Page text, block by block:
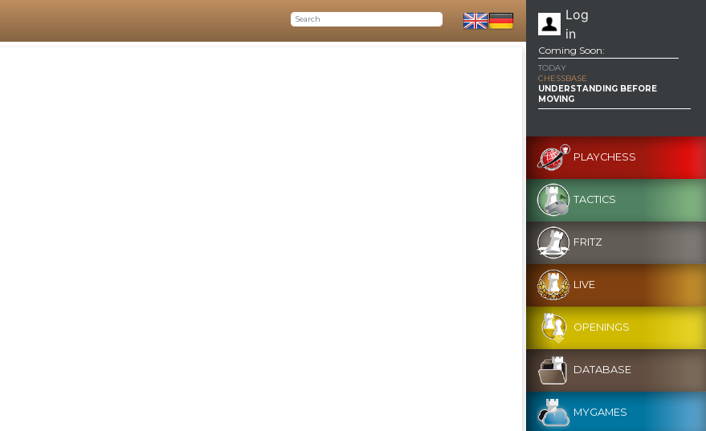
Log
in
Coming Soon:
TODAY
CHESSBASE
UNDERSTANDING BEFORE
MOVING
PLAYCHESS
TACTICS
FRITZ
LIVE
OPENINGS
DATABASE
MYGAMES